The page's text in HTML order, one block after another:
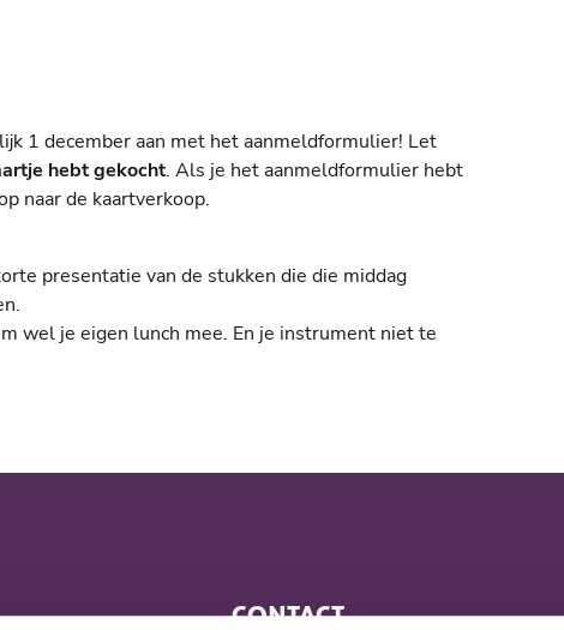
1 december aan met het aanmeldformulier! Let
hebt gekocht. Als je het aanmeldformulier hebt
naar de kaartverkoop.
presentatie van de stukken die die middag
wel je eigen lunch mee. En je instrument niet te
CONTACT